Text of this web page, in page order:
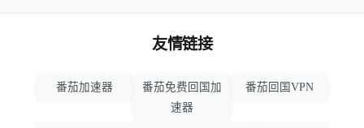
友情链接
番茄加速器
番茄免费回国加
速器
番茄回国VPN